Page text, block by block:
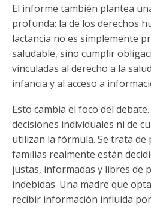
El informe también plantea
profunda: la de los derechos
lactancia no es simplemente
saludable, sino cumplir
vinculadas al derecho a la
infancia y al acceso a
Esto cambia el foco del
decisiones individuales ni de
utilizan la fórmula. Se trata de
familias realmente están
justas, informadas y libres de
indebidas. Una madre que
recibir información influida